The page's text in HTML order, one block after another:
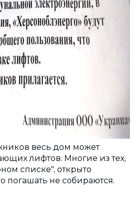
весь дом может
лифтов. Многие из тех,
списке", открыто
погашать не собираются.